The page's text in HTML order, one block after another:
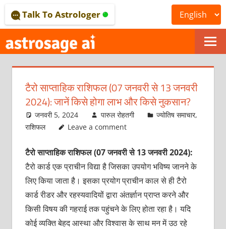
to
content
ONLINE
ASTROLOGICAL
JOURNAL
–
ASTROSAGE
MAGAZINE
Talk To Astrologer
टैरो साप्‍ताहिक राशिफल (07 जनवरी से 13 जनवरी
2024): जानें किसे होगा लाभ और किसे नुकसान?
जनवरी 5, 2024 पारुल रोहतगी ज्योतिष समाचार,
राशिफल
Leave a comment
टैरो साप्ताहिक राशिफल (07 जनवरी से 13 जनवरी 2024):
टैरो कार्ड एक प्राचीन विद्या है जिसका उपयोग भविष्य जानने के
लिए किया जाता है। इसका प्रयोग प्राचीन काल से ही टैरो
कार्ड रीडर और रहस्यवादियों द्वारा अंतर्ज्ञान प्राप्त करने और
किसी विषय की गहराई तक पहुंचने के लिए होता रहा है। यदि
कोई व्यक्ति बेहद आस्था और विश्वास के साथ मन में उठ रहे